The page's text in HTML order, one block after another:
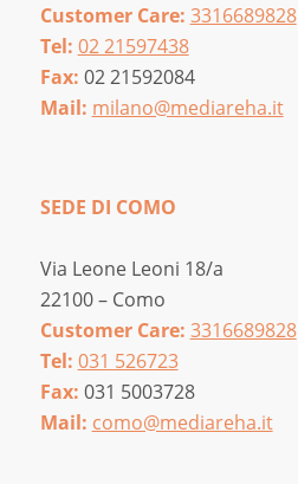
Customer Care: 3316689828
Tel: 02 21597438
Fax: 02 21592084
Mail: milano@mediareha.it
SEDE DI COMO
Via Leone Leoni 18/a
22100 – Como
Customer Care: 3316689828
Tel: 031 526723
Fax: 031 5003728
Mail: como@mediareha.it